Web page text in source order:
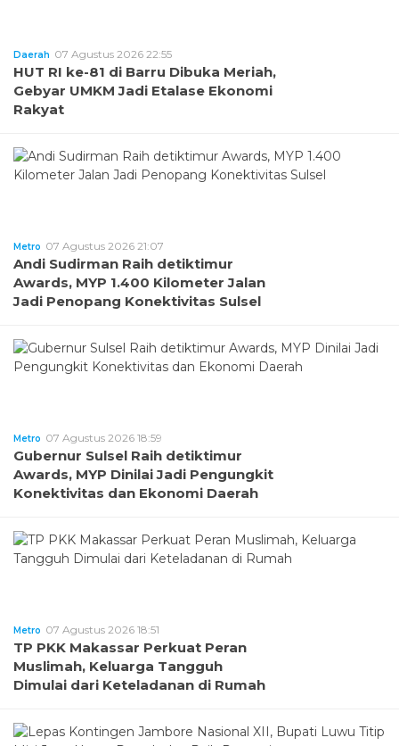
Daerah 07 Agustus 2026 22:55
HUT RI ke-81 di Barru Dibuka Meriah,
Gebyar UMKM Jadi Etalase Ekonomi
Rakyat
Metro 07 Agustus 2026 21:07
Andi Sudirman Raih detiktimur
Awards, MYP 1.400 Kilometer Jalan
Jadi Penopang Konektivitas Sulsel
Metro 07 Agustus 2026 18:59
Gubernur Sulsel Raih detiktimur
Awards, MYP Dinilai Jadi Pengungkit
Konektivitas dan Ekonomi Daerah
Metro 07 Agustus 2026 18:51
TP PKK Makassar Perkuat Peran
Muslimah, Keluarga Tangguh
Dimulai dari Keteladanan di Rumah